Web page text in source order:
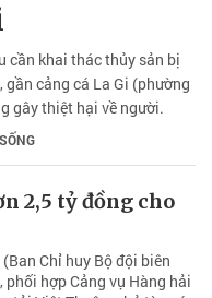
cần khai thác thủy sản bị
cảng cá La Gi (phường
gây thiệt hại về người.
2,5 tỷ đồng cho
Chỉ huy Bộ đội biên
hợp Cảng vụ Hàng hải